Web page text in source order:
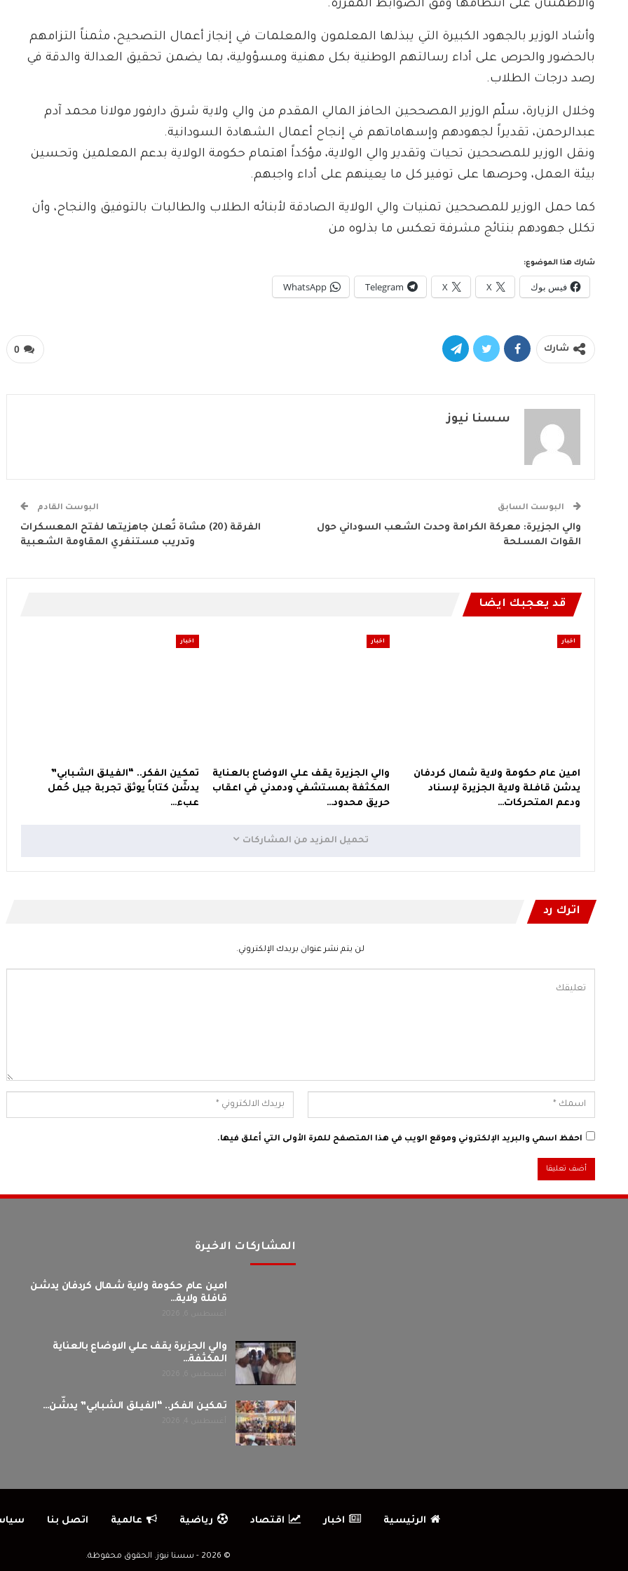
والاطمئنان على انتظامها وفق الضوابط المقررة.
وأشاد الوزير بالجهود الكبيرة التي يبذلها المعلمون والمعلمات في إنجاز أعمال التصحيح، مثمناً التزامهم
بالحضور والحرص على أداء رسالتهم الوطنية بكل مهنية ومسؤولية، بما يضمن تحقيق العدالة والدقة في
رصد درجات الطلاب.
وخلال الزيارة، سلّم الوزير المصححين الحافز المالي المقدم من والي ولاية شرق دارفور مولانا محمد آدم
عبدالرحمن، تقديراً لجهودهم وإسهاماتهم في إنجاح أعمال الشهادة السودانية.
ونقل الوزير للمصححين تحيات وتقدير والي الولاية، مؤكداً اهتمام حكومة الولاية بدعم المعلمين وتحسين
بيئة العمل، وحرصها على توفير كل ما يعينهم على أداء واجبهم.
كما حمل الوزير للمصححين تمنيات والي الولاية الصادقة لأبنائه الطلاب والطالبات بالتوفيق والنجاح، وأن
تكلل جهودهم بنتائج مشرفة تعكس ما بذلوه من
شارك هذا الموضوع:
فيس بوك X
X
Telegram
WhatsApp
0 شارك
سسنا نيوز
البوست السابق
والي الجزيرة: معركة الكرامة وحدت الشعب السوداني حول
القوات المسلحة
البوست القادم
الفرقة (20) مشاة تُعلن جاهزيتها لفتح المعسكرات
وتدريب مستنفري المقاومة الشعبية
قد يعجبك ايضا
اخبار
امين عام حكومة ولاية شمال كردفان
يدشن قافلة ولاية الجزيرة لإسناد
ودعم المتحركات…
اخبار
والي الجزيرة يقف علي الاوضاع بالعناية
المكثفة بمستشفي ودمدني في اعقاب
حريق محدود…
اخبار
تمكين الفكر.. “الفيلق الشبابي”
يدشّن كتاباً يوثق تجربة جيل حُمل
عبء…
تحميل المزيد من المشاركات
اترك رد
لن يتم نشر عنوان بريدك الإلكتروني.
احفظ اسمي والبريد الإلكتروني وموقع الويب في هذا المتصفح للمرة الأولى التي أعلق فيها.
المشاركات الاخيرة
امين عام حكومة ولاية شمال كردفان يدشن
قافلة ولاية…
والي الجزيرة يقف علي الاوضاع بالعناية
المكثفة…
تمكين الفكر.. “الفيلق الشبابي” يدشّن…
الرئيسية اخبار اقتصاد رياضية عالمية اتصل بنا
© 2026 - سسنا نيوز. الحقوق محفوظة.